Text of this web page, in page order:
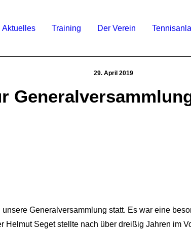
Aktuelles Training Der Verein
29. April 2019
Generalversammlung statt. Es war eine
Helmut Seget stellte nach über dreißig Jahren im